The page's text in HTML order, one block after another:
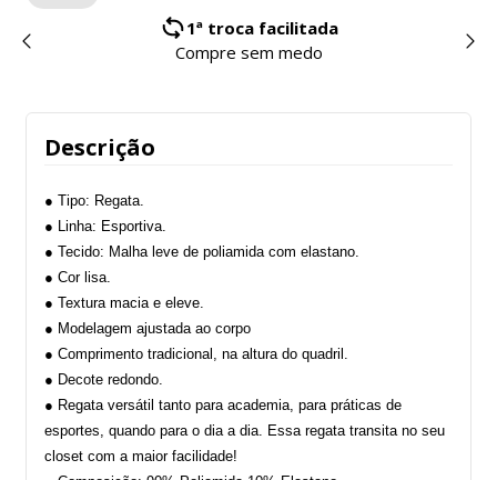
1ª troca facilitada
Compre sem medo
Descrição
● Tipo: Regata.
● Linha: Esportiva.
● Tecido: Malha leve de poliamida com elastano.
● Cor lisa.
● Textura macia e eleve.
● Modelagem ajustada ao corpo
● Comprimento tradicional, na altura do quadril.
● Decote redondo.
● Regata versátil tanto para academia, para práticas de
esportes, quando para o dia a dia. Essa regata transita no seu
closet com a maior facilidade!